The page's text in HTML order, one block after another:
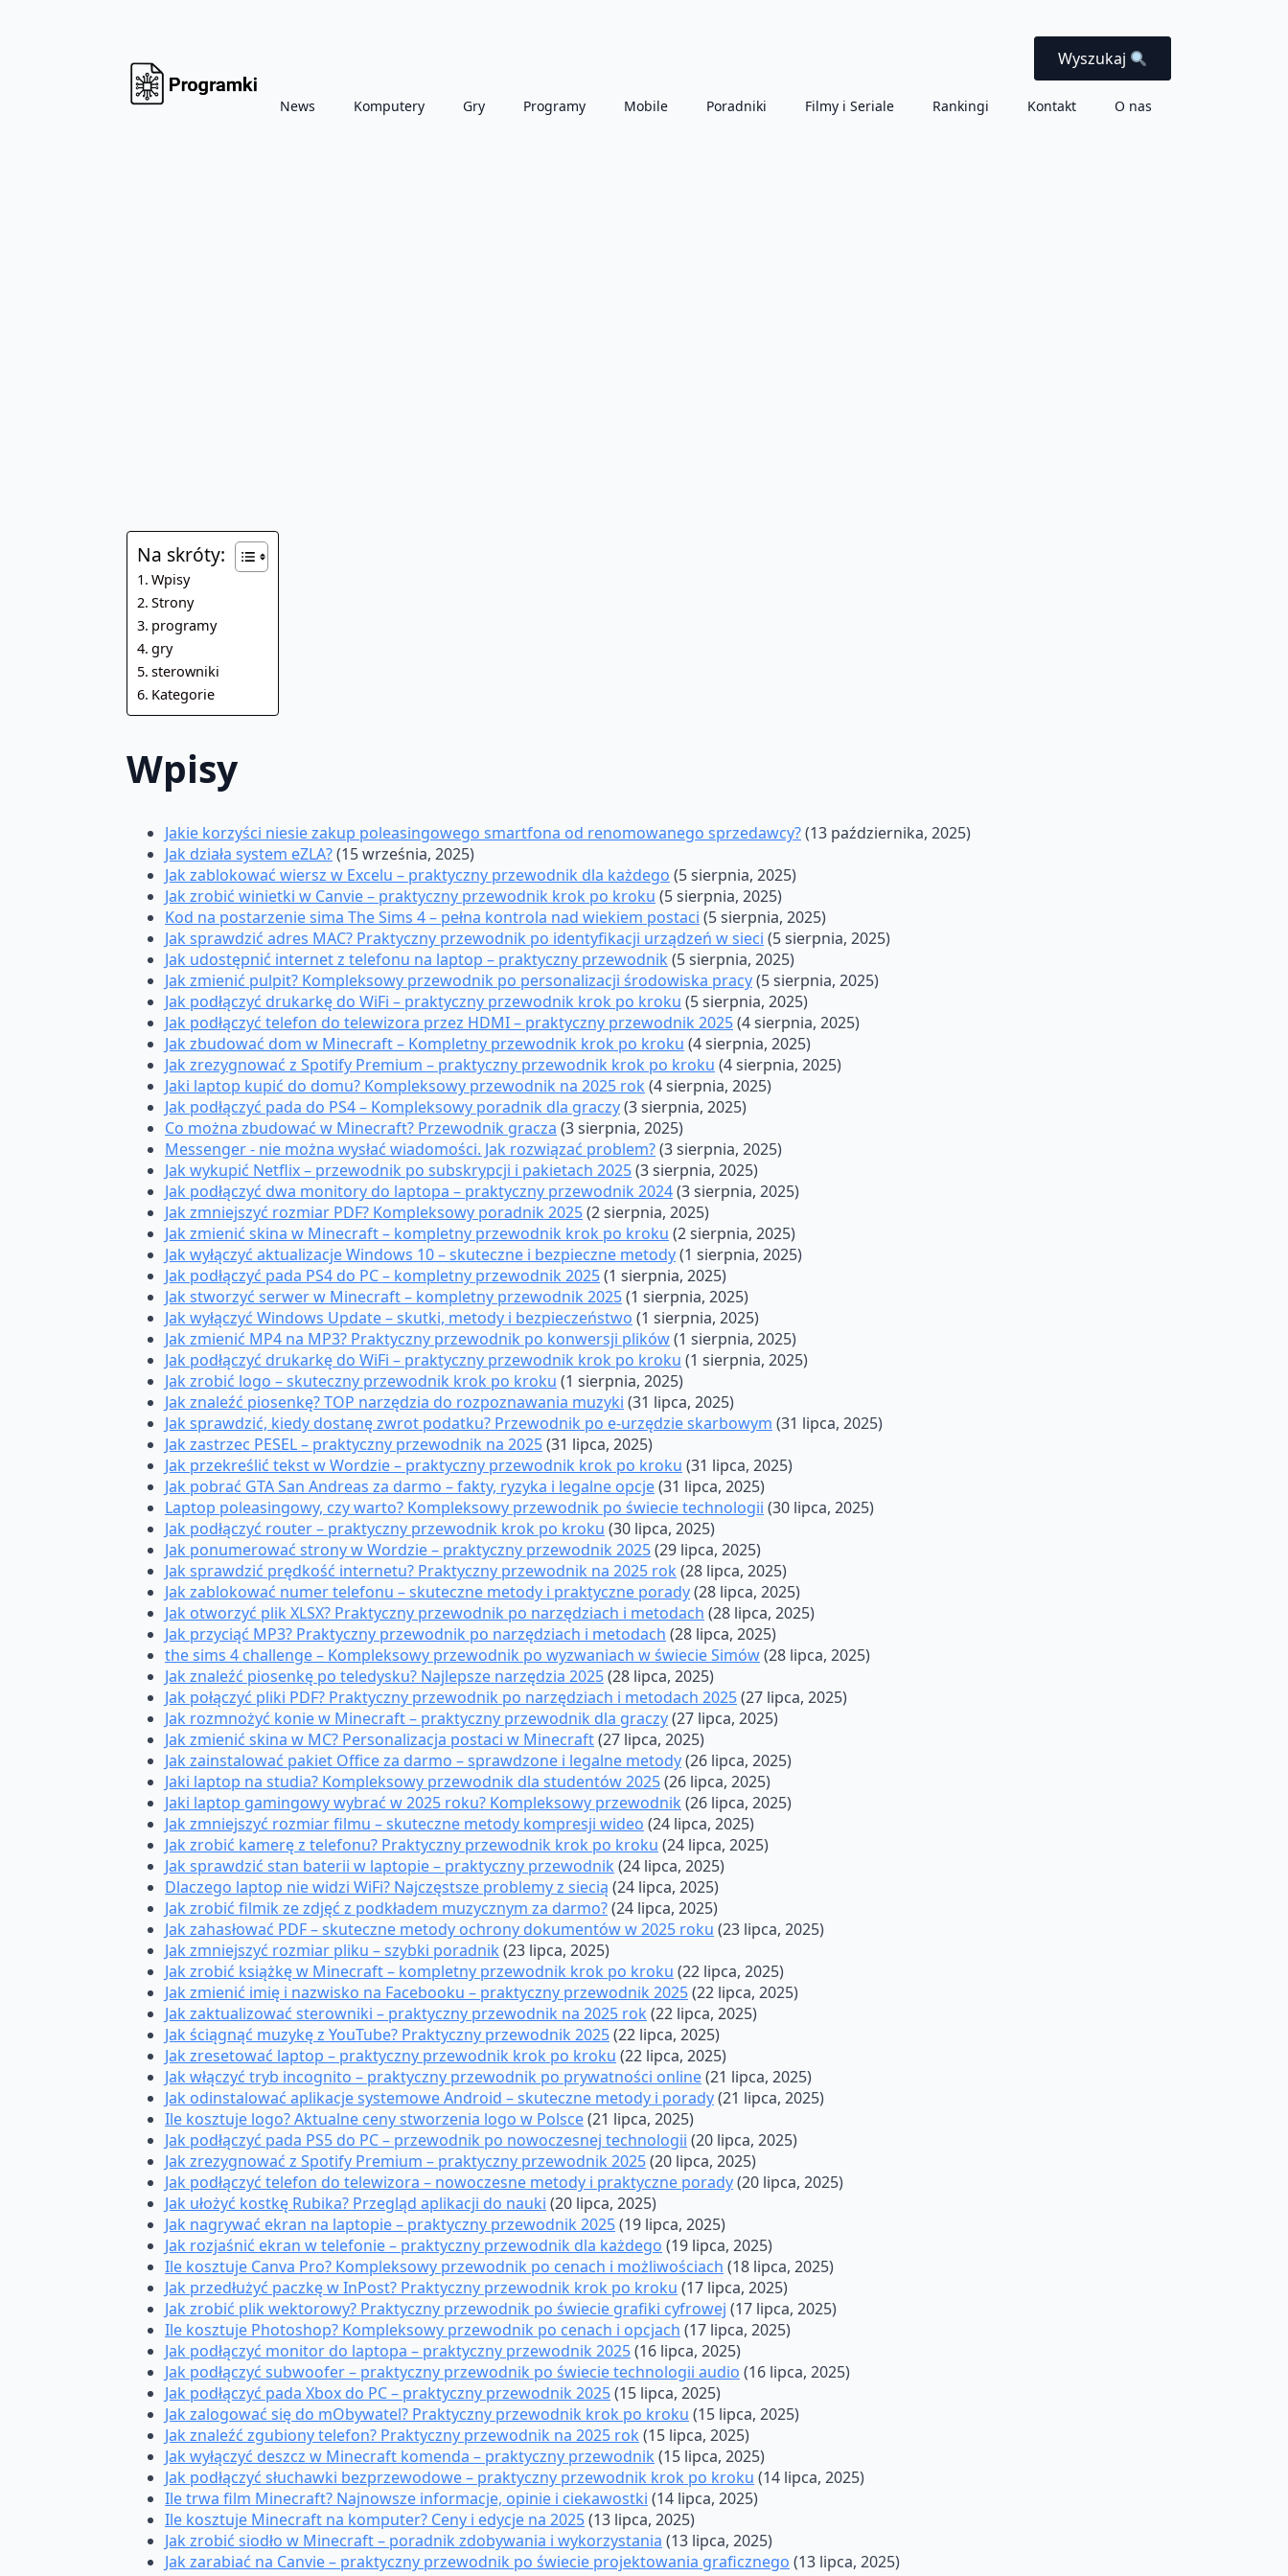
Wyszukaj
News Komputery Gry Programy Mobile Poradniki Filmy i Seriale Rankingi Kontakt O nas
Na skróty:
Wpisy
Strony
programy
gry
sterowniki
Kategorie
Wpisy
Jakie korzyści niesie zakup poleasingowego smartfona od renomowanego sprzedawcy?(13 października, 2025)
Jak działa system eZLA?(15 września, 2025)
Jak zablokować wiersz w Excelu – praktyczny przewodnik dla każdego (5 sierpnia, 2025)
Jak zrobić winietki w Canvie – praktyczny przewodnik krok po kroku (5 sierpnia, 2025)
Kod na postarzenie sima The Sims 4 – pełna kontrola nad wiekiem postaci (5 sierpnia, 2025)
Jak sprawdzić adres MAC? Praktyczny przewodnik po identyfikacji urządzeń w sieci (5 sierpnia, 2025)
Jak udostępnić internet z telefonu na laptop – praktyczny przewodnik (5 sierpnia, 2025)
Jak zmienić pulpit? Kompleksowy przewodnik po personalizacji środowiska pracy(5 sierpnia, 2025)
Jak podłączyć drukarkę do WiFi – praktyczny przewodnik krok po kroku (5 sierpnia, 2025)
Jak podłączyć telefon do telewizora przez HDMI – praktyczny przewodnik 2025(4 sierpnia, 2025)
Jak zbudować dom w Minecraft – Kompletny przewodnik krok po kroku (4 sierpnia, 2025)
Jak zrezygnować z Spotify Premium – praktyczny przewodnik krok po kroku (4 sierpnia, 2025)
Jaki laptop kupić do domu? Kompleksowy przewodnik na 2025 rok (4 sierpnia, 2025)
Jak podłączyć pada do PS4 – Kompleksowy poradnik dla graczy(3 sierpnia, 2025)
Co można zbudować w Minecraft? Przewodnik gracza (3 sierpnia, 2025)
Messenger - nie można wysłać wiadomości. Jak rozwiązać problem?(3 sierpnia, 2025)
Jak wykupić Netflix – przewodnik po subskrypcji i pakietach 2025(3 sierpnia, 2025)
Jak podłączyć dwa monitory do laptopa – praktyczny przewodnik 2024(3 sierpnia, 2025)
Jak zmniejszyć rozmiar PDF? Kompleksowy poradnik 2025(2 sierpnia, 2025)
Jak zmienić skina w Minecraft – kompletny przewodnik krok po kroku (2 sierpnia, 2025)
Jak wyłączyć aktualizacje Windows 10 – skuteczne i bezpieczne metody(1 sierpnia, 2025)
Jak podłączyć pada PS4 do PC – kompletny przewodnik 2025(1 sierpnia, 2025)
Jak stworzyć serwer w Minecraft – kompletny przewodnik 2025(1 sierpnia, 2025)
Jak wyłączyć Windows Update – skutki, metody i bezpieczeństwo (1 sierpnia, 2025)
Jak zmienić MP4 na MP3? Praktyczny przewodnik po konwersji plików(1 sierpnia, 2025)
Jak podłączyć drukarkę do WiFi – praktyczny przewodnik krok po kroku (1 sierpnia, 2025)
Jak zrobić logo – skuteczny przewodnik krok po kroku (1 sierpnia, 2025)
Jak znaleźć piosenkę? TOP narzędzia do rozpoznawania muzyki (31 lipca, 2025)
Jak sprawdzić, kiedy dostanę zwrot podatku? Przewodnik po e-urzędzie skarbowym (31 lipca, 2025)
Jak zastrzec PESEL – praktyczny przewodnik na 2025(31 lipca, 2025)
Jak przekreślić tekst w Wordzie – praktyczny przewodnik krok po kroku (31 lipca, 2025)
Jak pobrać GTA San Andreas za darmo – fakty, ryzyka i legalne opcje(31 lipca, 2025)
Laptop poleasingowy, czy warto? Kompleksowy przewodnik po świecie technologii (30 lipca, 2025)
Jak podłączyć router – praktyczny przewodnik krok po kroku (30 lipca, 2025)
Jak ponumerować strony w Wordzie – praktyczny przewodnik 2025(29 lipca, 2025)
Jak sprawdzić prędkość internetu? Praktyczny przewodnik na 2025 rok (28 lipca, 2025)
Jak zablokować numer telefonu – skuteczne metody i praktyczne porady(28 lipca, 2025)
Jak otworzyć plik XLSX? Praktyczny przewodnik po narzędziach i metodach (28 lipca, 2025)
Jak przyciąć MP3? Praktyczny przewodnik po narzędziach i metodach (28 lipca, 2025)
the sims 4 challenge – Kompleksowy przewodnik po wyzwaniach w świecie Simów(28 lipca, 2025)
Jak znaleźć piosenkę po teledysku? Najlepsze narzędzia 2025(28 lipca, 2025)
Jak połączyć pliki PDF? Praktyczny przewodnik po narzędziach i metodach 2025(27 lipca, 2025)
Jak rozmnożyć konie w Minecraft – praktyczny przewodnik dla graczy(27 lipca, 2025)
Jak zmienić skina w MC? Personalizacja postaci w Minecraft(27 lipca, 2025)
Jak zainstalować pakiet Office za darmo – sprawdzone i legalne metody(26 lipca, 2025)
Jaki laptop na studia? Kompleksowy przewodnik dla studentów 2025(26 lipca, 2025)
Jaki laptop gamingowy wybrać w 2025 roku? Kompleksowy przewodnik (26 lipca, 2025)
Jak zmniejszyć rozmiar filmu – skuteczne metody kompresji wideo (24 lipca, 2025)
Jak zrobić kamerę z telefonu? Praktyczny przewodnik krok po kroku (24 lipca, 2025)
Jak sprawdzić stan baterii w laptopie – praktyczny przewodnik (24 lipca, 2025)
Dlaczego laptop nie widzi WiFi? Najczęstsze problemy z siecią (24 lipca, 2025)
Jak zrobić filmik ze zdjęć z podkładem muzycznym za darmo?(24 lipca, 2025)
Jak zahasłować PDF – skuteczne metody ochrony dokumentów w 2025 roku (23 lipca, 2025)
Jak zmniejszyć rozmiar pliku – szybki poradnik (23 lipca, 2025)
Jak zrobić książkę w Minecraft – kompletny przewodnik krok po kroku (22 lipca, 2025)
Jak zmienić imię i nazwisko na Facebooku – praktyczny przewodnik 2025(22 lipca, 2025)
Jak zaktualizować sterowniki – praktyczny przewodnik na 2025 rok (22 lipca, 2025)
Jak ściągnąć muzykę z YouTube? Praktyczny przewodnik 2025(22 lipca, 2025)
Jak zresetować laptop – praktyczny przewodnik krok po kroku (22 lipca, 2025)
Jak włączyć tryb incognito – praktyczny przewodnik po prywatności online(21 lipca, 2025)
Jak odinstalować aplikacje systemowe Android – skuteczne metody i porady(21 lipca, 2025)
Ile kosztuje logo? Aktualne ceny stworzenia logo w Polsce(21 lipca, 2025)
Jak podłączyć pada PS5 do PC – przewodnik po nowoczesnej technologii (20 lipca, 2025)
Jak zrezygnować z Spotify Premium – praktyczny przewodnik 2025(20 lipca, 2025)
Jak podłączyć telefon do telewizora – nowoczesne metody i praktyczne porady(20 lipca, 2025)
Jak ułożyć kostkę Rubika? Przegląd aplikacji do nauki (20 lipca, 2025)
Jak nagrywać ekran na laptopie – praktyczny przewodnik 2025(19 lipca, 2025)
Jak rozjaśnić ekran w telefonie – praktyczny przewodnik dla każdego (19 lipca, 2025)
Ile kosztuje Canva Pro? Kompleksowy przewodnik po cenach i możliwościach (18 lipca, 2025)
Jak przedłużyć paczkę w InPost? Praktyczny przewodnik krok po kroku (17 lipca, 2025)
Jak zrobić plik wektorowy? Praktyczny przewodnik po świecie grafiki cyfrowej (17 lipca, 2025)
Ile kosztuje Photoshop? Kompleksowy przewodnik po cenach i opcjach (17 lipca, 2025)
Jak podłączyć monitor do laptopa – praktyczny przewodnik 2025(16 lipca, 2025)
Jak podłączyć subwoofer – praktyczny przewodnik po świecie technologii audio (16 lipca, 2025)
Jak podłączyć pada Xbox do PC – praktyczny przewodnik 2025(15 lipca, 2025)
Jak zalogować się do mObywatel? Praktyczny przewodnik krok po kroku (15 lipca, 2025)
Jak znaleźć zgubiony telefon? Praktyczny przewodnik na 2025 rok (15 lipca, 2025)
Jak wyłączyć deszcz w Minecraft komenda – praktyczny przewodnik (15 lipca, 2025)
Jak podłączyć słuchawki bezprzewodowe – praktyczny przewodnik krok po kroku (14 lipca, 2025)
Ile trwa film Minecraft? Najnowsze informacje, opinie i ciekawostki (14 lipca, 2025)
Ile kosztuje Minecraft na komputer? Ceny i edycje na 2025(13 lipca, 2025)
Jak zrobić siodło w Minecraft – poradnik zdobywania i wykorzystania (13 lipca, 2025)
Jak zarabiać na Canvie – praktyczny przewodnik po świecie projektowania graficznego (13 lipca, 2025)